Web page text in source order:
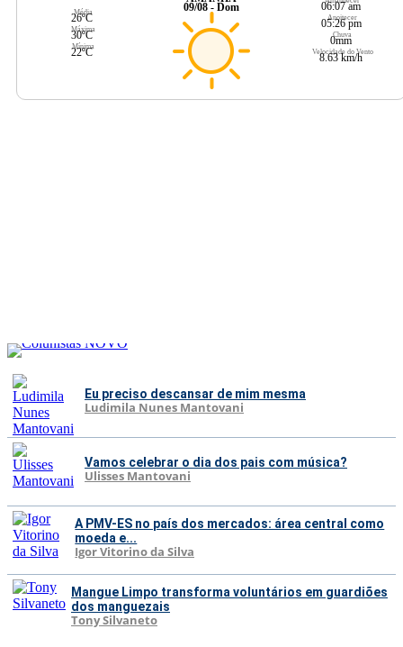
Média
26ºC
Máxima
30ºC
Mínima
22ºC
09/08 - Dom 06:07 am
Anoitecer
05:26 pm
Chuva
0mm
Velocidade do Vento
8.63 km/h
Eu preciso descansar de mim mesma
Ludimila Nunes Mantovani
Vamos celebrar o dia dos pais com música?
Ulisses Mantovani
A PMV-ES no país dos mercados: área central como
moeda e...
Igor Vitorino da Silva
Mangue Limpo transforma voluntários em guardiões
dos manguezais
Tony Silvaneto